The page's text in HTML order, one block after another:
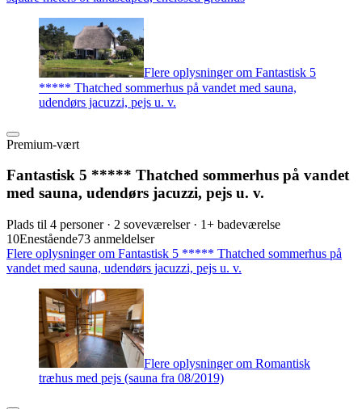
Flere oplysninger om Fantastisk 5
***** Thatched sommerhus på vandet med sauna,
udendørs jacuzzi, pejs u. v.
Premium-vært
Fantastisk 5 ***** Thatched sommerhus på vandet
med sauna, udendørs jacuzzi, pejs u. v.
Plads til 4 personer · 2 soveværelser · 1+ badeværelse
10Enestående73 anmeldelser
Flere oplysninger om Fantastisk 5 ***** Thatched sommerhus på
vandet med sauna, udendørs jacuzzi, pejs u. v.
Flere oplysninger om Romantisk
træhus med pejs (sauna fra 08/2019)